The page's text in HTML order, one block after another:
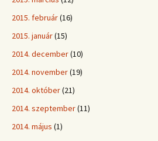
2015. február(16)
2015. január(15)
2014. december(10)
2014. november(19)
2014. október(21)
2014. szeptember(11)
2014. május (1)